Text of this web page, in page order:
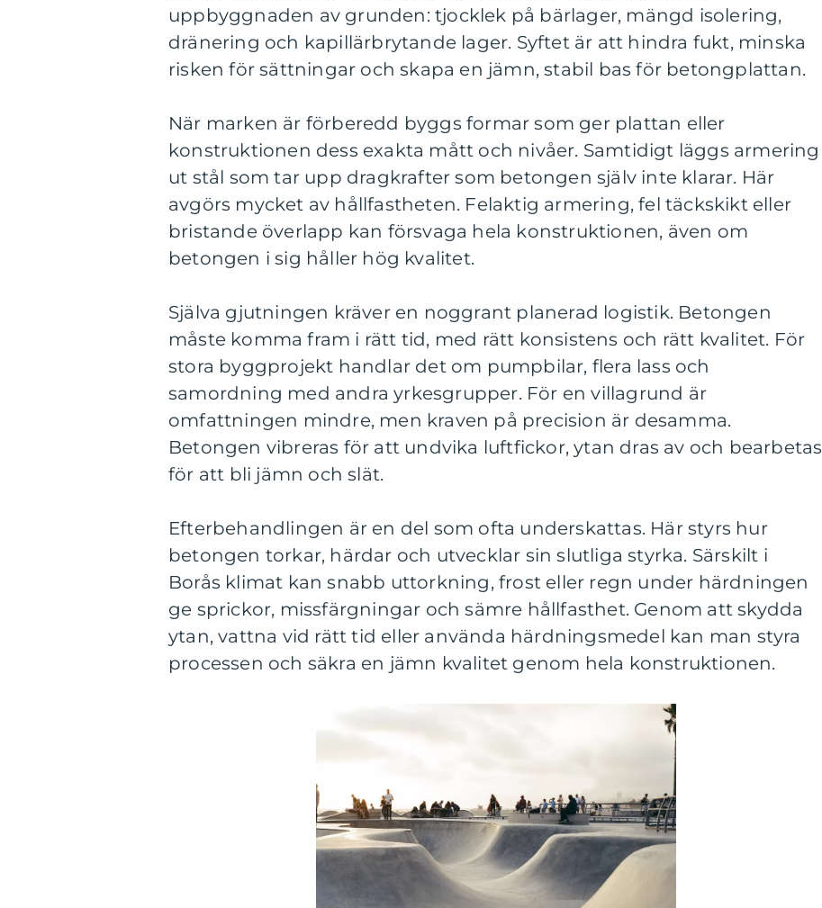
uppbyggnaden av grunden: tjocklek på bärlager, mängd isolering,
dränering och kapillärbrytande lager. Syftet är att hindra fukt, minska
risken för sättningar och skapa en jämn, stabil bas för betongplattan.
När marken är förberedd byggs formar som ger plattan eller
konstruktionen dess exakta mått och nivåer. Samtidigt läggs armering
ut stål som tar upp dragkrafter som betongen själv inte klarar. Här
avgörs mycket av hållfastheten. Felaktig armering, fel täckskikt eller
bristande överlapp kan försvaga hela konstruktionen, även om
betongen i sig håller hög kvalitet.
Själva gjutningen kräver en noggrant planerad logistik. Betongen
måste komma fram i rätt tid, med rätt konsistens och rätt kvalitet. För
stora byggprojekt handlar det om pumpbilar, flera lass och
samordning med andra yrkesgrupper. För en villagrund är
omfattningen mindre, men kraven på precision är desamma.
Betongen vibreras för att undvika luftfickor, ytan dras av och bearbetas
för att bli jämn och slät.
Efterbehandlingen är en del som ofta underskattas. Här styrs hur
betongen torkar, härdar och utvecklar sin slutliga styrka. Särskilt i
Borås klimat kan snabb uttorkning, frost eller regn under härdningen
ge sprickor, missfärgningar och sämre hållfasthet. Genom att skydda
ytan, vattna vid rätt tid eller använda härdningsmedel kan man styra
processen och säkra en jämn kvalitet genom hela konstruktionen.